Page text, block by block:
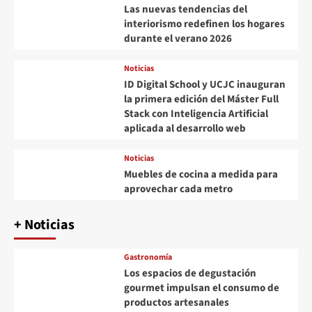
Las nuevas tendencias del
interiorismo redefinen los hogares
durante el verano 2026
Noticias
ID Digital School y UCJC inauguran
la primera edición del Máster Full
Stack con Inteligencia Artificial
aplicada al desarrollo web
Noticias
Muebles de cocina a medida para
aprovechar cada metro
+ Noticias
Gastronomía
Los espacios de degustación
gourmet impulsan el consumo de
productos artesanales